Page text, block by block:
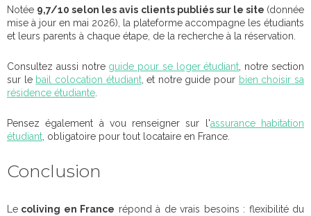
Notée 9,7/10 selon les avis clients publiés sur le site (donnée
mise à jour en mai 2026), la plateforme accompagne les étudiants
et leurs parents à chaque étape, de la recherche à la réservation.
Consultez aussi notre guide pour se loger étudiant , notre section
sur le bail colocation étudiant, et notre guide pour bien choisir sa
résidence étudiante
Pensez également à vou renseigner sur l'assurance habitation
étudiant , obligatoire pour tout locataire en France.
Conclusion
Le coliving en France répond à de vrais besoins : flexibilité du